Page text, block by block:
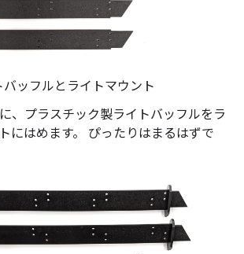
バッフルとライトマウント
、プラスチック製ライトバッフルをラ
にはめます。 ぴったりはまるはずで